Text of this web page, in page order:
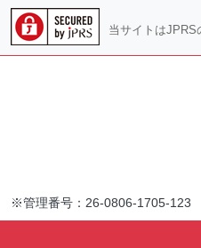
当サイトはJPRS
管理番号：26-0806-1705-123